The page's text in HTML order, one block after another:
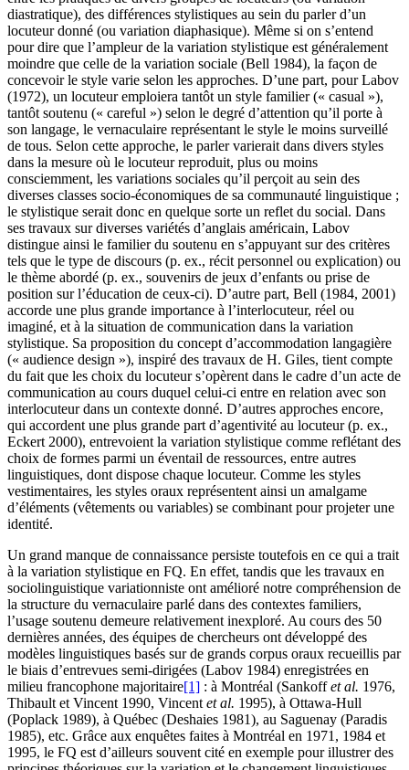
diastratique), des différences stylistiques au sein du parler d’un
locuteur donné (ou variation diaphasique). Même si on s’entend
pour dire que l’ampleur de la variation stylistique est généralement
moindre que celle de la variation sociale (Bell 1984), la façon de
concevoir le style varie selon les approches. D’une part, pour Labov
(1972), un locuteur emploiera tantôt un style familier (« casual »),
tantôt soutenu (« careful ») selon le degré d’attention qu’il porte à
son langage, le vernaculaire représentant le style le moins surveillé
de tous. Selon cette approche, le parler varierait dans divers styles
dans la mesure où le locuteur reproduit, plus ou moins
consciemment, les variations sociales qu’il perçoit au sein des
diverses classes socio-économiques de sa communauté linguistique ;
le stylistique serait donc en quelque sorte un reflet du social. Dans
ses travaux sur diverses variétés d’anglais américain, Labov
distingue ainsi le familier du soutenu en s’appuyant sur des critères
tels que le type de discours (p. ex., récit personnel ou explication) ou
le thème abordé (p. ex., souvenirs de jeux d’enfants ou prise de
position sur l’éducation de ceux-ci). D’autre part, Bell (1984, 2001)
accorde une plus grande importance à l’interlocuteur, réel ou
imaginé, et à la situation de communication dans la variation
stylistique. Sa proposition du concept d’accommodation langagière
(« audience design »), inspiré des travaux de H. Giles, tient compte
du fait que les choix du locuteur s’opèrent dans le cadre d’un acte de
communication au cours duquel celui-ci entre en relation avec son
interlocuteur dans un contexte donné. D’autres approches encore,
qui accordent une plus grande part d’agentivité au locuteur (p. ex.,
Eckert 2000), entrevoient la variation stylistique comme reflétant des
choix de formes parmi un éventail de ressources, entre autres
linguistiques, dont dispose chaque locuteur. Comme les styles
vestimentaires, les styles oraux représentent ainsi un amalgame
d’éléments (vêtements ou variables) se combinant pour projeter une
identité.
Un grand manque de connaissance persiste toutefois en ce qui a trait
à la variation stylistique en FQ. En effet, tandis que les travaux en
sociolinguistique variationniste ont amélioré notre compréhension de
la structure du vernaculaire parlé dans des contextes familiers,
l’usage soutenu demeure relativement inexploré. Au cours des 50
dernières années, des équipes de chercheurs ont développé des
modèles linguistiques basés sur de grands corpus oraux recueillis par
le biais d’entrevues semi-dirigées (Labov 1984) enregistrées en
milieu francophone majoritaire[1] : à Montréal (Sankoffet al. 1976,
Thibault et Vincent 1990, Vincent et al. 1995), à Ottawa-Hull
(Poplack 1989), à Québec (Deshaies 1981), au Saguenay (Paradis
1985), etc. Grâce aux enquêtes faites à Montréal en 1971, 1984 et
1995, le FQ est d’ailleurs souvent cité en exemple pour illustrer des